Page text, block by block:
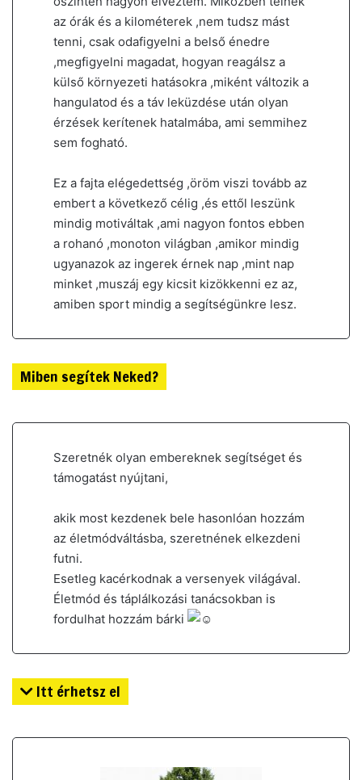
az órák és a kilométerek ,nem tudsz mást
tenni, csak odafigyelni a belső énedre
,megfigyelni magadat, hogyan reagálsz a
külső környezeti hatásokra ,miként változik a
hangulatod és a táv leküzdése után olyan
érzések kerítenek hatalmába, ami semmihez
sem fogható.
Ez a fajta elégedettség ,öröm viszi tovább az
embert a következő célig ,és ettől leszünk
mindig motiváltak ,ami nagyon fontos ebben
a rohanó ,monoton világban ,amikor mindig
ugyanazok az ingerek érnek nap ,mint nap
minket ,muszáj egy kicsit kizökkenni ez az,
amiben sport mindig a segítségünkre lesz.
Miben segítek Neked?
Szeretnék olyan embereknek segítséget és
támogatást nyújtani,
akik most kezdenek bele hasonlóan hozzám
az életmódváltásba, szeretnének elkezdeni
futni.
Esetleg kacérkodnak a versenyek világával.
Életmód és táplálkozási tanácsokban is
fordulhat hozzám bárki
Itt érhetsz el